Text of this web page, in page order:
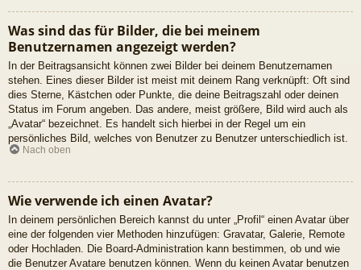
Was sind das für Bilder, die bei meinem
Benutzernamen angezeigt werden?
In der Beitragsansicht können zwei Bilder bei deinem Benutzernamen
stehen. Eines dieser Bilder ist meist mit deinem Rang verknüpft: Oft sind
dies Sterne, Kästchen oder Punkte, die deine Beitragszahl oder deinen
Status im Forum angeben. Das andere, meist größere, Bild wird auch als
„Avatar“ bezeichnet. Es handelt sich hierbei in der Regel um ein
persönliches Bild, welches von Benutzer zu Benutzer unterschiedlich ist.
Nach oben
Wie verwende ich einen Avatar?
In deinem persönlichen Bereich kannst du unter „Profil“ einen Avatar über
eine der folgenden vier Methoden hinzufügen: Gravatar, Galerie, Remote
oder Hochladen. Die Board-Administration kann bestimmen, ob und wie
die Benutzer Avatare benutzen können. Wenn du keinen Avatar benutzen